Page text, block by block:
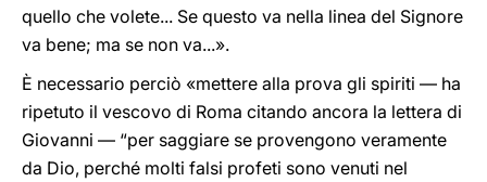
quello che volete... Se questo va nella linea del Signore
va bene; ma se non va...».
È necessario perciò «mettere alla prova gli spiriti — ha
ripetuto il vescovo di Roma citando ancora la lettera di
Giovanni — “per saggiare se provengono veramente
da Dio, perché molti falsi profeti sono venuti nel